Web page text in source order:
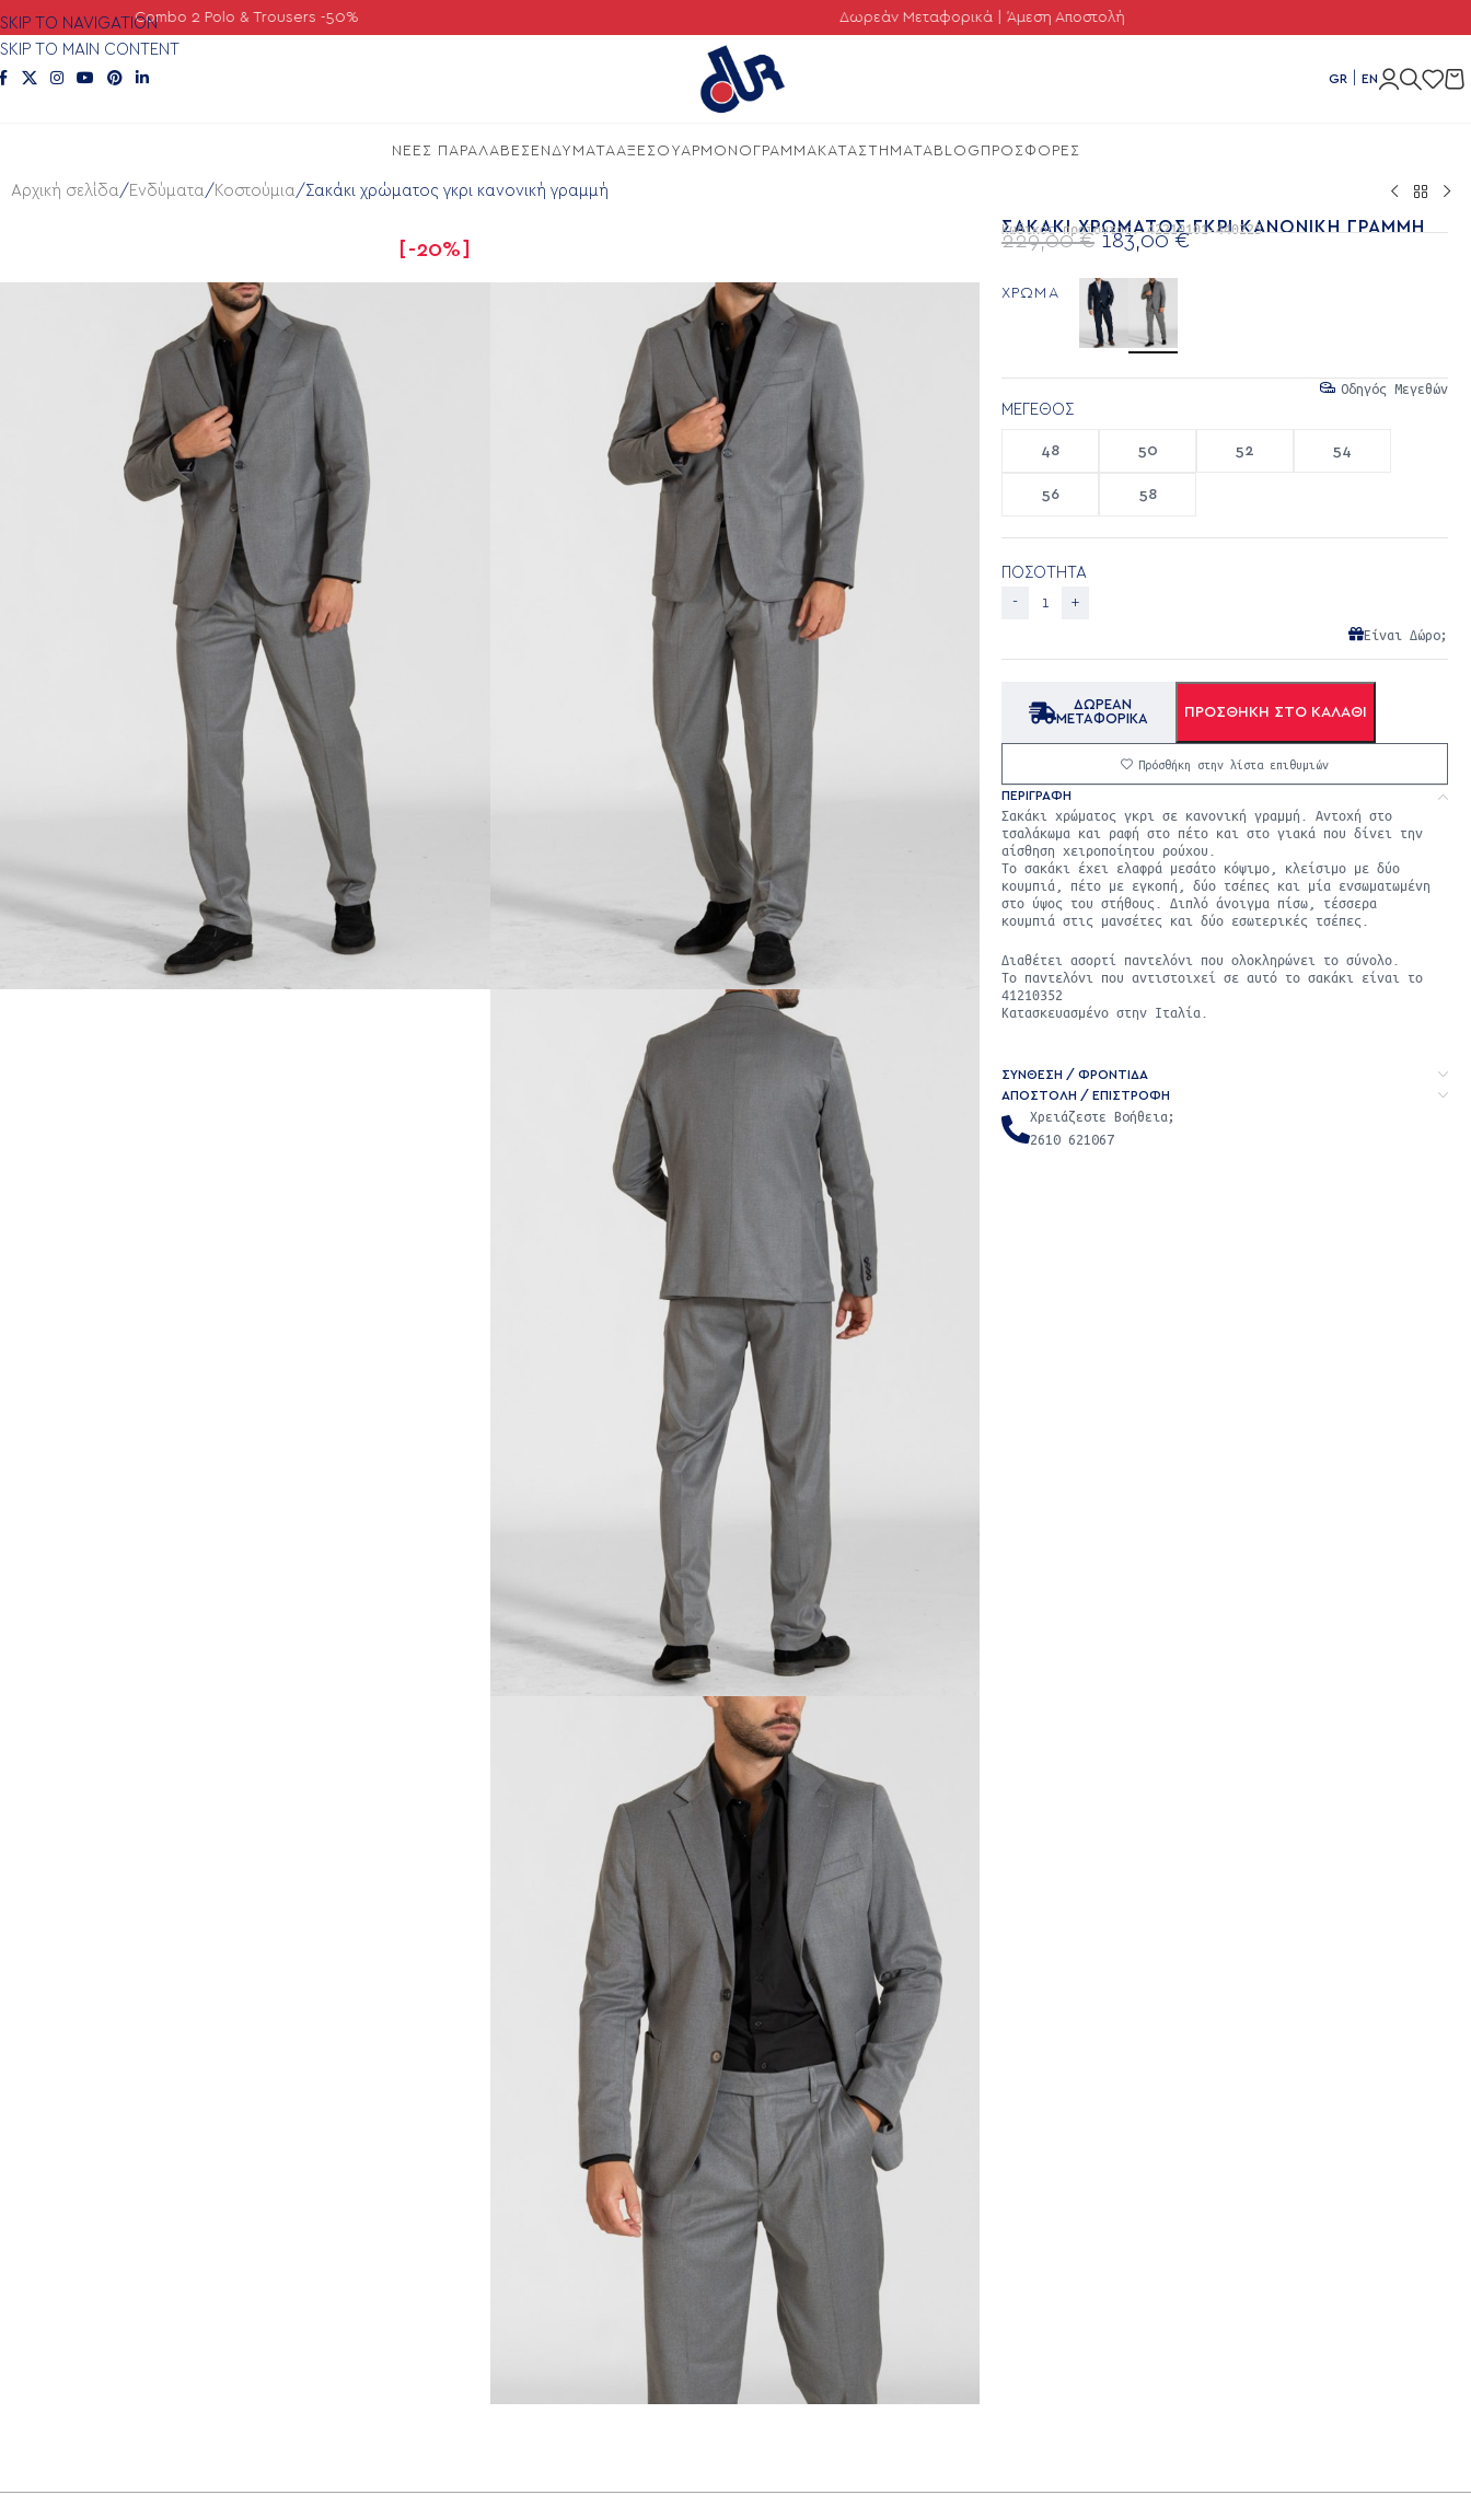
SKIP TO NAVIGATION
SKIP TO MAIN CONTENT
Combo 2 Polo & Trousers -50% Δωρεάν Μεταφορικά | Άμεση Αποστολή
GR EN
ΝΕΕΣ ΠΑΡΑΛΑΒΕΣ ΕΝΔΥΜΑΤΑ ΑΞΕΣΟΥΑΡΜΟΝΟΓΡΑΜΜΑ ΚΑΤΑΣΤΗΜΑΤΑ BLOG ΠΡΟΣΦΟΡΕΣ
Αρχική σελίδα Ενδύματα Κοστούμια Σακάκι χρώματος γκρι κανονική γραμμή
-20%
ΣΑΚΆΚΙ ΧΡΏΜΑΤΟΣ ΓΚΡΙ ΚΑΝΟΝΙΚΉ ΓΡΑΜΜΉ
Κωδικός προϊόντος:42210101-440225
229,00€ 183,00€
ΧΡΩΜΑ
Οδηγός Μεγεθών
ΜΈΓΕΘΟΣ
48 50 52 54
56 58
ΠΟΣΟΤΗΤΑ
Είναι Δώρο;
ΔΩΡΕΑΝ
ΜΕΤΑΦΟΡΙΚΑ
ΠΡΟΣΘΉΚΗ ΣΤΟ ΚΑΛΆΘΙ
Πρόσθήκη στην λίστα επιθυμιών
ΠΕΡΙΓΡΑΦΉ
Σακάκι χρώματος γκρι σε κανονική γραμμή. Αντοχή στο
τσαλάκωμα και ραφή στο πέτο και στο γιακά που δίνει την
αίσθηση χειροποίητου ρούχου.
Το σακάκι έχει ελαφρά μεσάτο κόψιμο, κλείσιμο με δύο
κουμπιά, πέτο με εγκοπή, δύο τσέπες και μία ενσωματωμένη
στο ύψος του στήθους. Διπλό άνοιγμα πίσω, τέσσερα
κουμπιά στις μανσέτες και δύο εσωτερικές τσέπες.
Διαθέτει ασορτί παντελόνι που ολοκληρώνει το σύνολο.
Το παντελόνι που αντιστοιχεί σε αυτό το σακάκι είναι το
41210352
Κατασκευασμένο στην Ιταλία.
ΣΥΝΘΕΣΗ / ΦΡΟΝΤΙΔΑ
ΑΠΟΣΤΟΛΉ / ΕΠΙΣΤΡΟΦΉ
Χρειάζεστε Βοήθεια;
2610 621067